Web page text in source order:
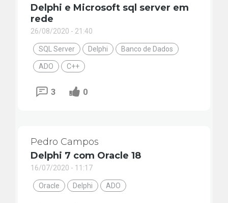
Delphi e Microsoft sql server em
rede
26/08/2020 - 21:40
SQL Server Delphi Banco de Dados
ADO C++
3 0
Pedro Campos
Delphi 7 com Oracle 18
16/07/2020 - 11:17
Oracle Delphi ADO